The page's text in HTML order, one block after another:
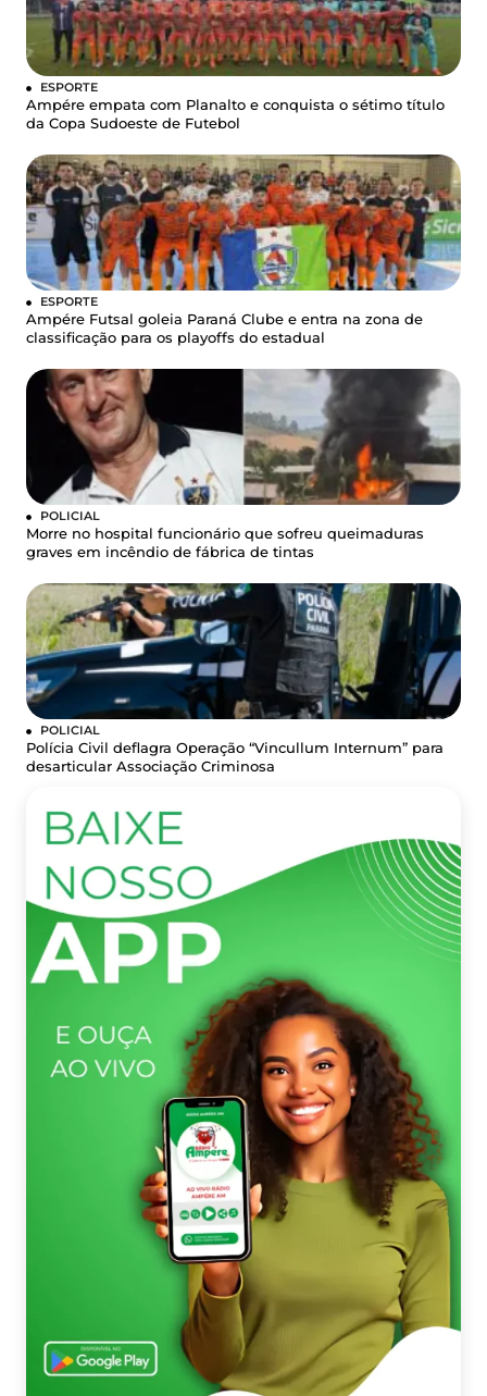
ESPORTE
Ampére empata com Planalto e conquista o sétimo título
da Copa Sudoeste de Futebol
ESPORTE
Ampére Futsal goleia Paraná Clube e entra na zona de
classificação para os playoffs do estadual
POLICIAL
Morre no hospital funcionário que sofreu queimaduras
graves em incêndio de fábrica de tintas
POLICIAL
Polícia Civil deflagra Operação “Vincullum Internum” para
desarticular Associação Criminosa